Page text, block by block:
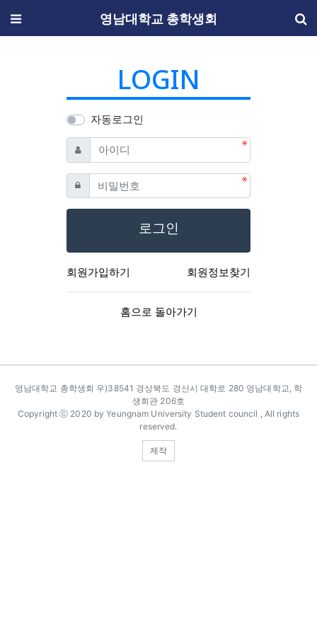
메뉴 영남대학교 총학생회
LOGIN
자동로그인
아이디
필수
비밀번호필수
로그인
회원가입하기 회원정보찾기
홈으로 돌아가기
카피라이트
영남대학교 총학생회 우)38541 경상북도 경산시 대학로 280 영남대학교, 학
생회관 206호
Copyright ⓒ 2020 by Yeungnam University Student council , All rights
reserved.
제작